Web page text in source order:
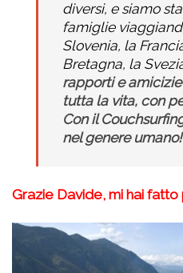
diversi, e siamo
famiglie
Slovenia, la
Bretagna, la
rapporti e
tutta la vita, con
Con il
nel genere umano!
Grazie Davide, mi hai